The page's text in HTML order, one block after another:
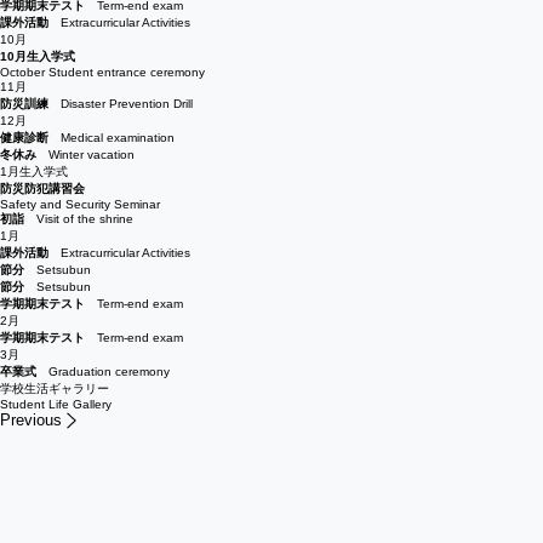
学期期末テスト
Term-end exam
課外活動 Extracurricular Activities
10月
10月生入学式
October Student entrance ceremony
11月
防災訓練 Disaster Prevention Drill
12月
健康診断 Medical examination
冬休み Winter vacation
1月生入学式
防災防犯講習会
Safety and Security Seminar
初詣 Visit of the shrine
1月
課外活動 Extracurricular Activities
節分 Setsubun
節分 Setsubun
学期期末テスト Term-end exam
2月
学期期末テスト
Term-end exam
3月
卒業式 Graduation ceremony
学校生活ギャラリー
Student Life Gallery
Previous